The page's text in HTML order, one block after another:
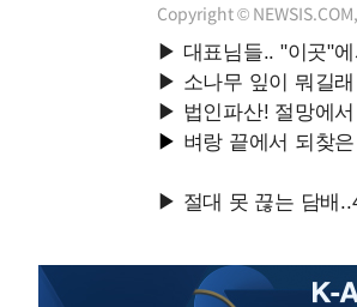
Copyright ©